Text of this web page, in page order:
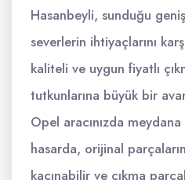
Hasanbeyli, sunduğu
severlerin ihtiyaçlarını
kaliteli ve uygun fiyatlı
tutkunlarına büyük bir
Opel aracınızda
hasarda, orijinal
kaçınabilir ve çıkma